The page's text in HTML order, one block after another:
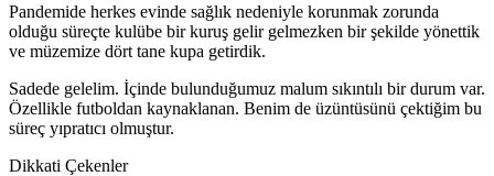
Pandemide herkes evinde sağlık nedeniyle korunmak zorunda
olduğu süreçte kulübe bir kuruş gelir gelmezken bir şekilde yönettik
ve müzemize dört tane kupa getirdik.
Sadede gelelim. İçinde bulunduğumuz malum sıkıntılı bir durum var.
Özellikle futboldan kaynaklanan. Benim de üzüntüsünü çektiğim bu
süreç yıpratıcı olmuştur.
Dikkati Çekenler